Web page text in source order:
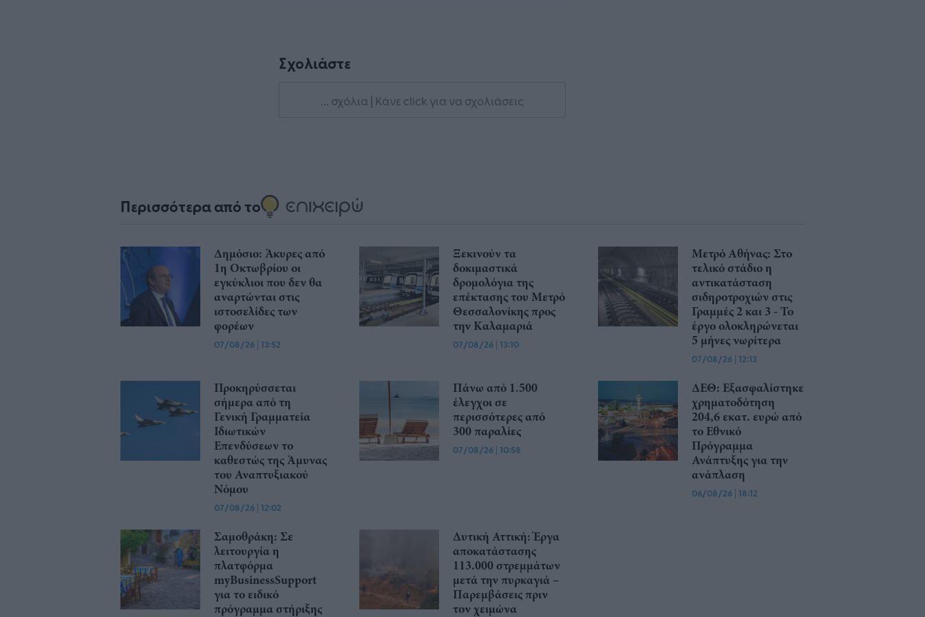
Σχολιάστε
... σχόλια | Κάνε click για να σχολιάσεις
Περισσότερα από το
Δημόσιο: Άκυρες από
1η Οκτωβρίου οι
εγκύκλιοι που δεν θα
αναρτώνται στις
ιστοσελίδες των
φορέων
07/08/26 | 13:52
Ξεκινούν τα
δοκιμαστικά
δρομολόγια της
επέκτασης του Μετρό
Θεσσαλονίκης προς
την Καλαμαριά
07/08/26 | 13:10
Μετρό Αθήνας: Στο
τελικό στάδιο η
αντικατάσταση
σιδηροτροχιών στις
Γραμμές 2 και 3 - Το
έργο ολοκληρώνεται
5 μήνες νωρίτερα
07/08/26 | 12:13
Προκηρύσσεται
σήμερα από τη
Γενική Γραμματεία
Ιδιωτικών
Επενδύσεων το
καθεστώς της Άμυνας
του Αναπτυξιακού
Νόμου
07/08/26 | 12:02
Πάνω από 1.500
έλεγχοι σε
περισσότερες από
300 παραλίες
07/08/26 | 10:58
ΔΕΘ: Εξασφαλίστηκε
χρηματοδότηση
204,6 εκατ. ευρώ από
το Εθνικό
Πρόγραμμα
Ανάπτυξης για την
ανάπλαση
06/08/26 | 18:12
Σαμοθράκη: Σε
λειτουργία η
πλατφόρμα
myBusinessSupport
για το ειδικό
πρόγραμμα στήριξης
Δυτική Αττική: Έργα
αποκατάστασης
113.000 στρεμμάτων
μετά την πυρκαγιά –
Παρεμβάσεις πριν
τον χειμώνα